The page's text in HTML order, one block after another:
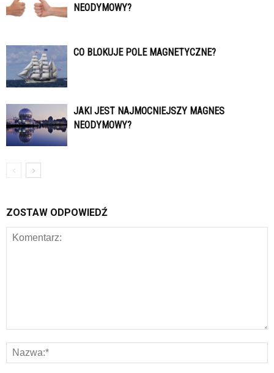
NEODYMOWY?
CO BLOKUJE POLE MAGNETYCZNE?
JAKI JEST NAJMOCNIEJSZY MAGNES
NEODYMOWY?
ZOSTAW ODPOWIEDŹ